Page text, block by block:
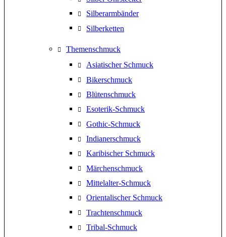
Silberarmbänder
Silberketten
Themenschmuck
Asiatischer Schmuck
Bikerschmuck
Blütenschmuck
Esoterik-Schmuck
Gothic-Schmuck
Indianerschmuck
Karibischer Schmuck
Märchenschmuck
Mittelalter-Schmuck
Orientalischer Schmuck
Trachtenschmuck
Tribal-Schmuck